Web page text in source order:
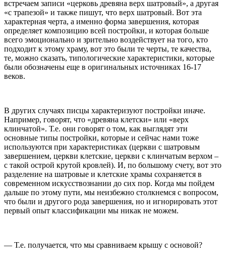
встречаем записи «церковь древяна верх шатровый», а другая
«с трапезой» и также пишут, что верх шатровый. Вот эта
характерная черта, а именно форма завершения, которая
определяет композицию всей постройки, и которая больше
всего эмоционально и зрительно воздействует на того, кто
подходит к этому храму, вот это были те черты, те качества,
те, можно сказать, типологические характеристики, которые
были обозначены еще в оригинальных источниках 16-17
веков.
В других случаях писцы характеризуют постройки иначе.
Например, говорят, что «древяна клетски» или «верх
клинчатой». Т.е. они говорят о том, как выглядят эти
основные типы постройки, которые и сейчас нами тоже
используются при характеристиках (церкви с шатровым
завершением, церкви клетские, церкви с клинчатым верхом –
с такой острой крутой кровлей). И, по большому счету, вот это
разделение на шатровые и клетские храмы сохраняется в
современном искусствознании до сих пор. Когда мы пойдем
дальше по этому пути, мы неизбежно столкнемся с вопросом,
что были и другого рода завершения, но и игнорировать этот
первый опыт классификации мы никак не можем.
— Т.е. получается, что мы сравниваем крышу с основой?